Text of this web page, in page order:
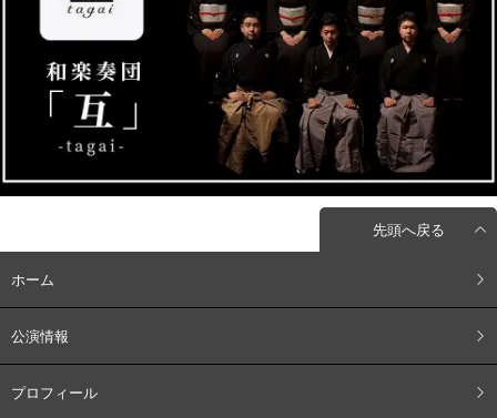
先頭へ戻る
ホーム
公演情報
プロフィール